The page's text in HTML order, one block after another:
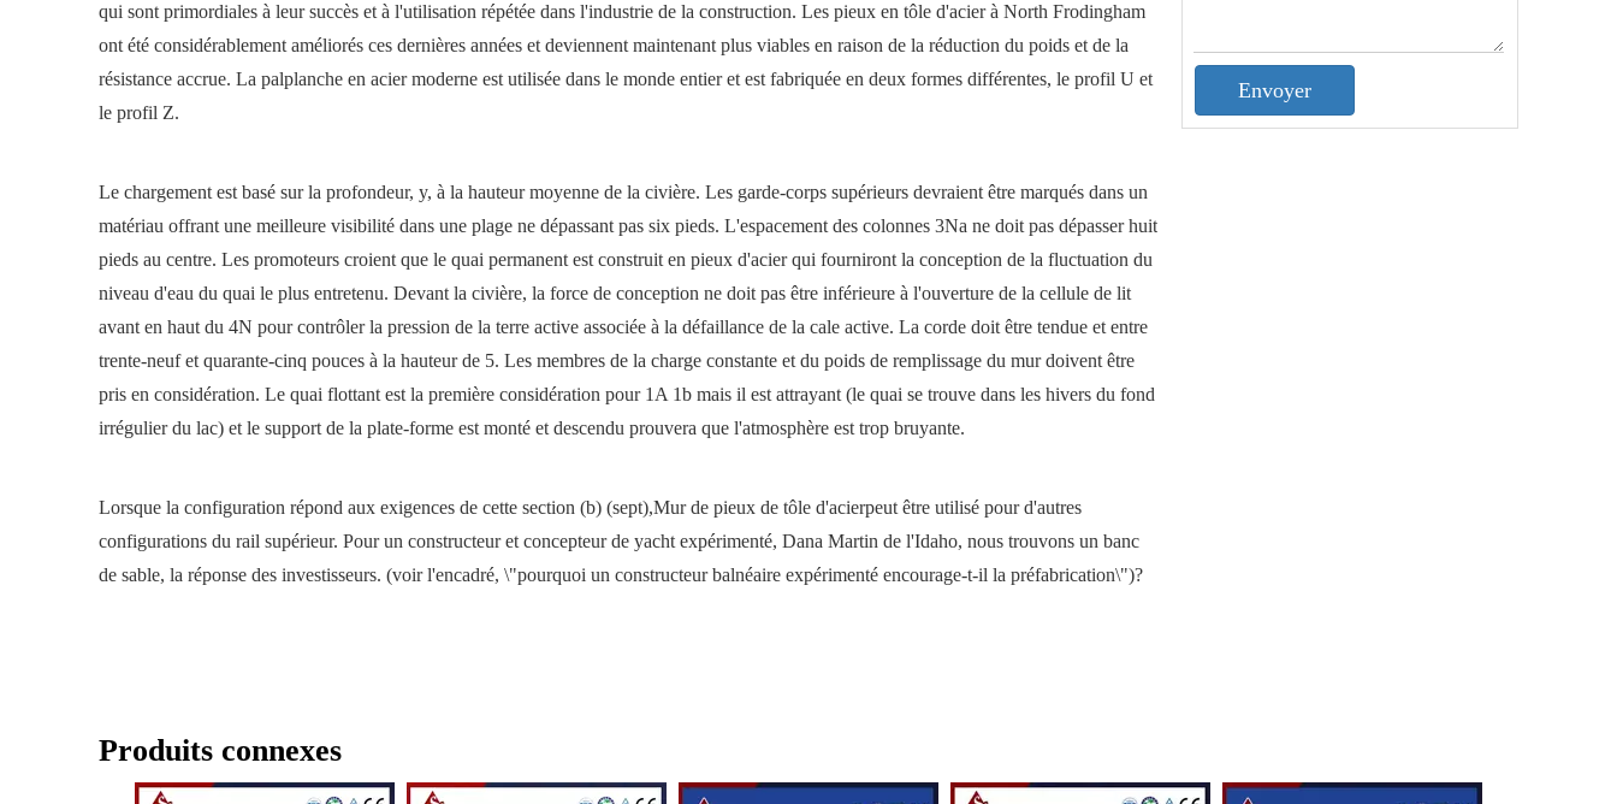
qui sont primordiales à leur succès et à l'utilisation répétée dans l'industrie de la construction. Les pieux en tôle d'acier à North Frodingham
ont été considérablement améliorés ces dernières années et deviennent maintenant plus viables en raison de la réduction du poids et de la
résistance accrue. La palplanche en acier moderne est utilisée dans le monde entier et est fabriquée en deux formes différentes, le profil U et
le profil Z.
Le chargement est basé sur la profondeur, y, à la hauteur moyenne de la civière. Les garde-corps supérieurs devraient être marqués dans un
matériau offrant une meilleure visibilité dans une plage ne dépassant pas six pieds. L'espacement des colonnes 3Na ne doit pas dépasser huit
pieds au centre. Les promoteurs croient que le quai permanent est construit en pieux d'acier qui fourniront la conception de la fluctuation du
niveau d'eau du quai le plus entretenu. Devant la civière, la force de conception ne doit pas être inférieure à l'ouverture de la cellule de lit
avant en haut du 4N pour contrôler la pression de la terre active associée à la défaillance de la cale active. La corde doit être tendue et entre
trente-neuf et quarante-cinq pouces à la hauteur de 5. Les membres de la charge constante et du poids de remplissage du mur doivent être
pris en considération. Le quai flottant est la première considération pour 1A 1b mais il est attrayant (le quai se trouve dans les hivers du fond
irrégulier du lac) et le support de la plate-forme est monté et descendu prouvera que l'atmosphère est trop bruyante.
Lorsque la configuration répond aux exigences de cette section (b) (sept),Mur de pieux de tôle d'acierpeut être utilisé pour d'autres
configurations du rail supérieur. Pour un constructeur et concepteur de yacht expérimenté, Dana Martin de l'Idaho, nous trouvons un banc
de sable, la réponse des investisseurs. (voir l'encadré, \"pourquoi un constructeur balnéaire expérimenté encourage-t-il la préfabrication\")?
Envoyer
Produits connexes